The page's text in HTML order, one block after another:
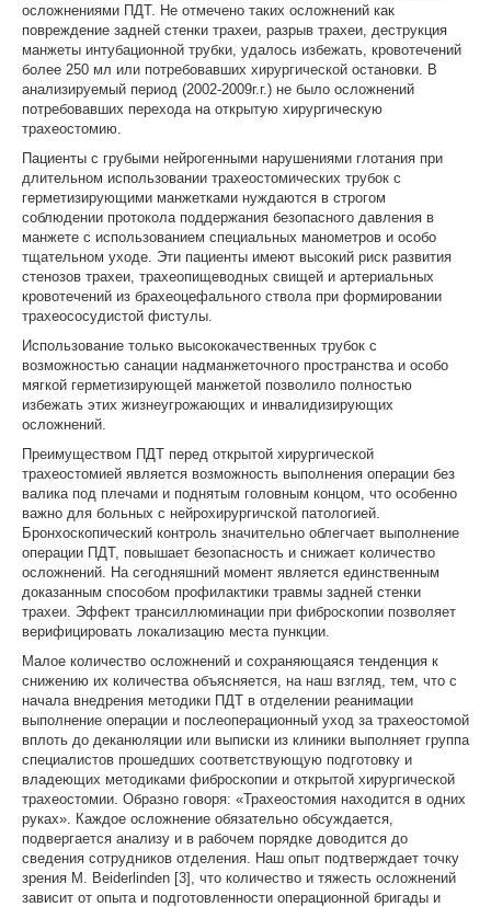
осложнениями ПДТ. Не отмечено таких осложнений как
повреждение задней стенки трахеи, разрыв трахеи, деструкция
манжеты интубационной трубки, удалось избежать, кровотечений
более 250 мл или потребовавших хирургической остановки. В
анализируемый период (2002-2009г.г.) не было осложнений
потребовавших перехода на открытую хирургическую
трахеостомию.
Пациенты с грубыми нейрогенными нарушениями глотания при
длительном использовании трахеостомических трубок с
герметизирующими манжетками нуждаются в строгом
соблюдении протокола поддержания безопасного давления в
манжете с использованием специальных манометров и особо
тщательном уходе. Эти пациенты имеют высокий риск развития
стенозов трахеи, трахеопищеводных свищей и артериальных
кровотечений из брахеоцефального ствола при формировании
трахеососудистой фистулы.
Использование только высококачественных трубок с
возможностью санации надманжеточного пространства и особо
мягкой герметизирующей манжетой позволило полностью
избежать этих жизнеугрожающих и инвалидизирующих
осложнений.
Преимуществом ПДТ перед открытой хирургической
трахеостомией является возможность выполнения операции без
валика под плечами и поднятым головным концом, что особенно
важно для больных с нейрохирургичской патологией.
Бронхоскопический контроль значительно облегчает выполнение
операции ПДТ, повышает безопасность и снижает количество
осложнений. На сегодняшний момент является единственным
доказанным способом профилактики травмы задней стенки
трахеи. Эффект трансиллюминации при фиброскопии позволяет
верифицировать локализацию места пункции.
Малое количество осложнений и сохраняющаяся тенденция к
снижению их количества объясняется, на наш взгляд, тем, что с
начала внедрения методики ПДТ в отделении реанимации
выполнение операции и послеоперационный уход за трахеостомой
вплоть до деканюляции или выписки из клиники выполняет группа
специалистов прошедших соответствующую подготовку и
владеющих методиками фиброскопии и открытой хирургической
трахеостомии. Образно говоря: «Трахеостомия находится в одних
руках». Каждое осложнение обязательно обсуждается,
подвергается анализу и в рабочем порядке доводится до
сведения сотрудников отделения. Наш опыт подтверждает точку
зрения M. Beiderlinden [3], что количество и тяжесть осложнений
зависит от опыта и подготовленности операционной бригады и